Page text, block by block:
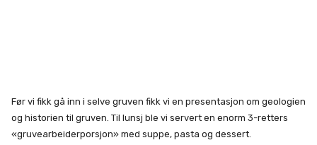
Før vi fikk gå inn i selve gruven fikk vi en presentasjon om geologien
og historien til gruven. Til lunsj ble vi servert en enorm 3-retters
«gruvearbeiderporsjon» med suppe, pasta og dessert.